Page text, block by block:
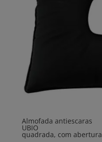
Almofada antiescaras
UBIO
quadrada, com abertura